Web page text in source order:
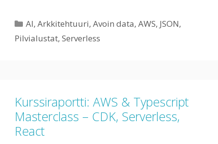
Kategoriat
AI,Arkkitehtuuri,Avoin data,AWS, JSON,
Pilvialustat, Serverless
Kurssiraportti: AWS & Typescript
Masterclass – CDK, Serverless,
React